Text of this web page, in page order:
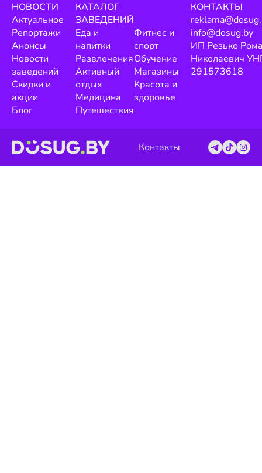
НОВОСТИ
Актуальное
Репортажи
Анонсы
Новости
заведений
Скидки и
акции
Блог
КАТАЛОГ
ЗАВЕДЕНИЙ
Еда и
напитки
Развлечения
Активный
отдых
Медицина
Путешествия
Фитнес и
спорт
Обучение
Магазины
Красота и
здоровье
КОНТАКТЫ
info@dosug.by
ИП Резько
Николаевич
291573618
Контакты